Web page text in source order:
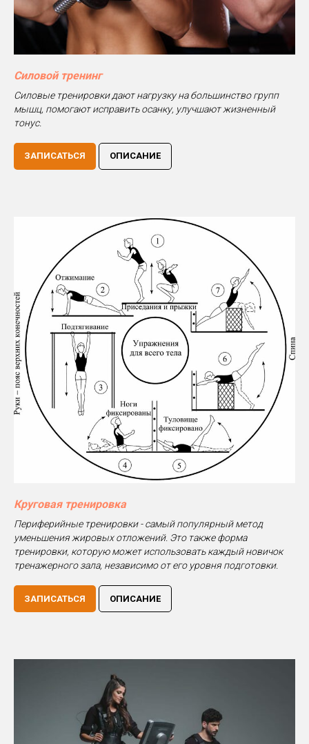
Силовой тренинг
Силовые тренировки дают нагрузку на большинство групп
мышц, помогают исправить осанку, улучшают жизненный
тонус.
ЗАПИСАТЬСЯ ОПИСАНИЕ
Круговая тренировка
Периферийные тренировки - самый популярный метод
уменьшения жировых отложений. Это также форма
тренировки, которую может использовать каждый новичок
тренажерного зала, независимо от его уровня подготовки.
ЗАПИСАТЬСЯ ОПИСАНИЕ